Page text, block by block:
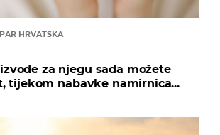
HRVATSKA
za njegu sada možete
tijekom nabavke namirnica...